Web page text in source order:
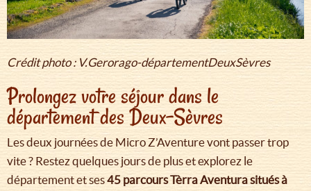
Crédit photo : V.Gerorago-départementDeuxSèvres
Prolongez votre séjour dans le
département des Deux-Sèvres
Les deux journées de Micro Z’Aventure vont passer trop
vite ? Restez quelques jours de plus et explorez le
département et ses45 parcours Tèrra Aventura situés à